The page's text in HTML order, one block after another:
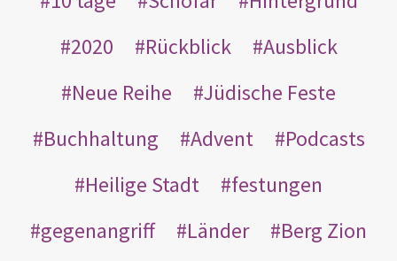
2020
Rückblick
Ausblick
Neue Reihe
Jüdische Feste
Buchhaltung
Advent
Podcasts
Heilige Stadt
festungen
gegenangriff
Länder
Berg Zion